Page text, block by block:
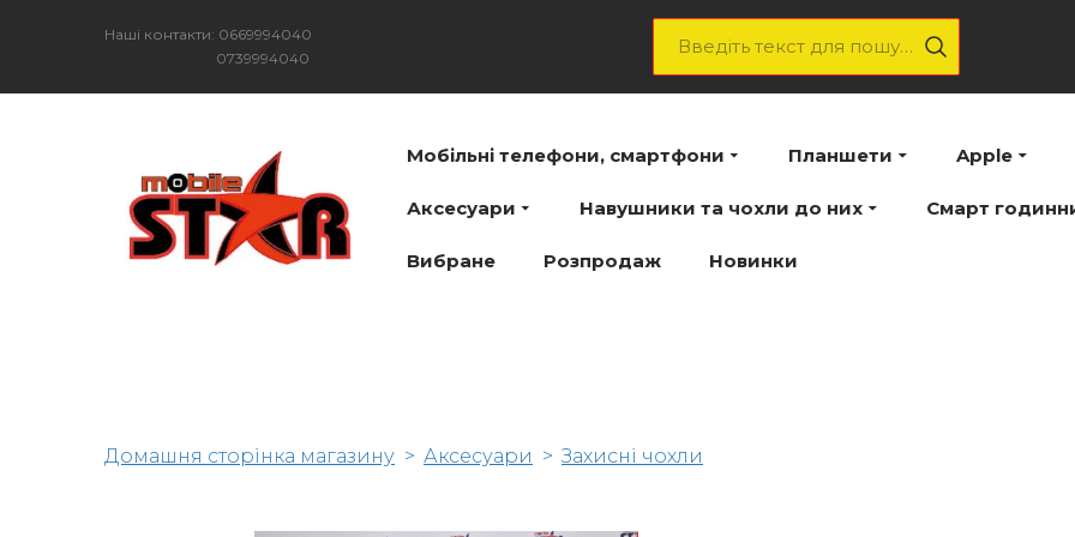
Наші контакти: 0669994040
0739994040
Мобільні телефони, смартфони Планшети Apple
Аксесуари Навушники та чохли до них Смарт
Вибране Розпродаж Новинки
Домашня сторінка магазину Аксесуари Захисні чохли